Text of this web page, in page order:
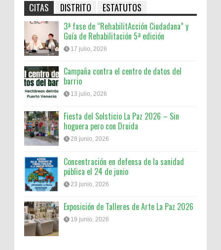
CITAS DISTRITO ESTATUTOS
3ª fase de “RehabilitAcción Ciudadana” y
Guía de Rehabilitación 5ª edición
17 julio, 2026
Campaña contra el centro de datos del
barrio
13 julio, 2026
Fiesta del Solsticio La Paz 2026 – Sin
hoguera pero con Druida
28 junio, 2026
Concentración en defensa de la sanidad
pública el 24 de junio
23 junio, 2026
Exposición de Talleres de Arte La Paz 2026
19 junio, 2026